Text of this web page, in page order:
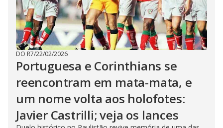
DO R7/22/02/2026
Portuguesa e Corinthians se
reencontram em mata-mata, e
um nome volta aos holofotes:
Javier Castrilli; veja os lances